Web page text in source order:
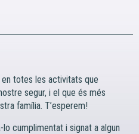
totes les activitats que
segur, i el que és més
família. T’esperem!
cumplimentat i signat a algun